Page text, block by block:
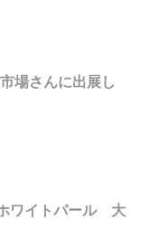
場さんに出展し
ワイトパール 大